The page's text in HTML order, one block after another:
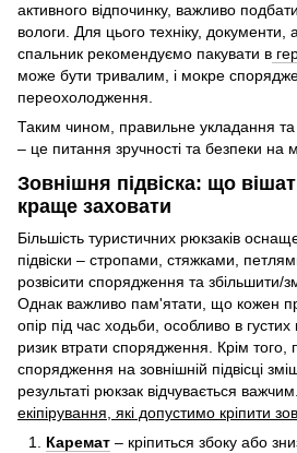
активного відпочинку, важливо
вологи. Для цього техніку, документи,
спальник рекомендуємо пакувати в
може бути тривалим, і мокре
переохолодження.
Таким чином, правильне укладання
– це питання зручності та безпеки на
Зовнішня підвіска: що
краще заховати
Більшість туристичних рюкзаків
підвіски – стропами, стяжками,
розвісити спорядження та збільшити/
Однак важливо пам'ятати, що кожен
опір під час ходьби, особливо в
ризик втрати спорядження. Крім того,
спорядження на зовнішній підвісці
результаті рюкзак відчувається важчим.
екіпірування, які допустимо кріпити
Каремат – кріпиться збоку або